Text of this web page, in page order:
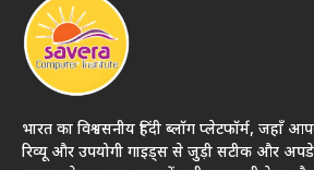
भारत का विश्वसनीय हिंदी ब्लॉग प्लेटफॉर्म, जहाँ
रिव्यू और उपयोगी गाइड्स से जुड़ी सटीक और